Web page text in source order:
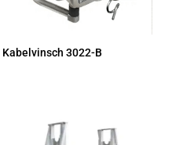
Kabelvinsch 3022-B